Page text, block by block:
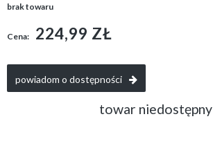
brak towaru
Cena: 224,99 ZŁ
powiadom o dostępności
towar niedostępny